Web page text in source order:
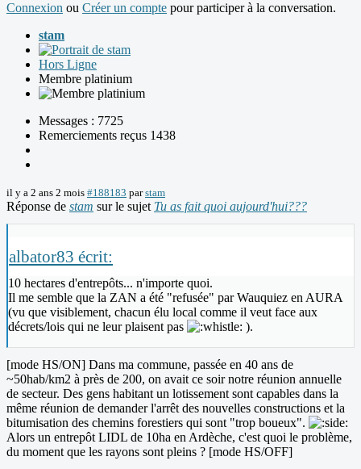
Connexion ou Créer un compte pour participer à la conversation.
stam
Hors Ligne
Membre platinium
Messages : 7725
Remerciements reçus 1438
il y a 2 ans 2 mois #188183 parstam
Réponse de stam sur le sujet Tu as fait quoi aujourd'hui???
albator83 écrit:
10 hectares d'entrepôts... n'importe quoi.
Il me semble que la ZAN a été "refusée" par Wauquiez en AURA
(vu que visiblement, chacun élu local comme il veut face aux
décrets/lois qui ne leur plaisent pas
).
[mode HS/ON] Dans ma commune, passée en 40 ans de
~50hab/km2 à près de 200, on avait ce soir notre réunion annuelle
de secteur. Des gens habitant un lotissement sont capables dans la
même réunion de demander l'arrêt des nouvelles constructions et la
bitumisation des chemins forestiers qui sont "trop boueux".
Alors un entrepôt LIDL de 10ha en Ardèche, c'est quoi le problème,
du moment que les rayons sont pleins ? [mode HS/OFF]